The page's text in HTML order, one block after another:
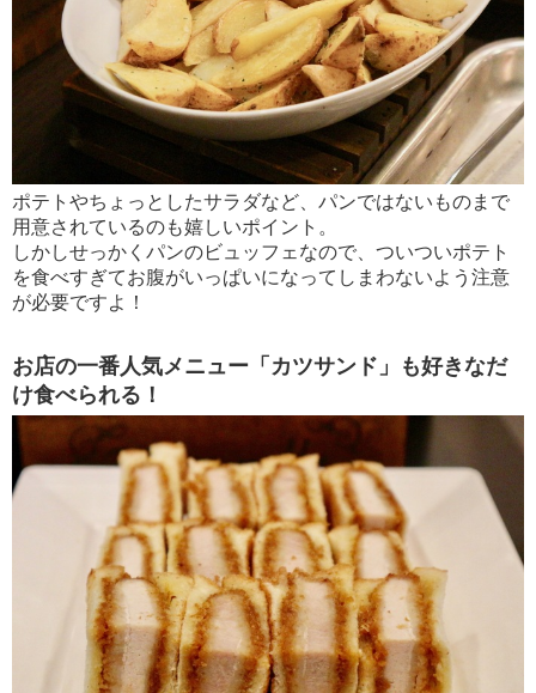
ポテトやちょっとしたサラダなど、パンではないものまで
用意されているのも嬉しいポイント。
しかしせっかくパンのビュッフェなので、ついついポテト
を食べすぎてお腹がいっぱいになってしまわないよう注意
が必要ですよ！
お店の一番人気メニュー「カツサンド」も好きなだ
け食べられる！